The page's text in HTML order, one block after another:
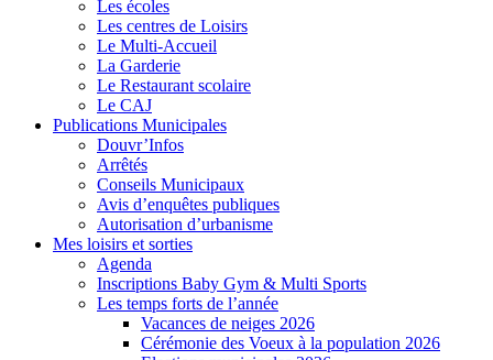
Les écoles
Les centres de Loisirs
Le Multi-Accueil
La Garderie
Le Restaurant scolaire
Le CAJ
Publications Municipales
Douvr’Infos
Arrêtés
Conseils Municipaux
Avis d’enquêtes publiques
Autorisation d’urbanisme
Mes loisirs et sorties
Agenda
Inscriptions Baby Gym & Multi Sports
Les temps forts de l’année
Vacances de neiges 2026
Cérémonie des Voeux à la population 2026